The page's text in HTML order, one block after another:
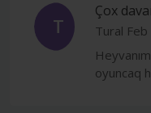
T
Çox
Tural
oyuncaq